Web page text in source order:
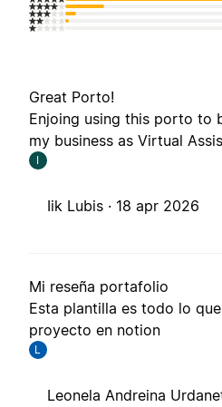
Great Porto!
Enjoing using this porto to
my business as Virtual
I
Iik Lubis · 18 apr 2026
Mi reseña portafolio
Esta plantilla es todo lo
proyecto en notion
L
Leonela Andreina